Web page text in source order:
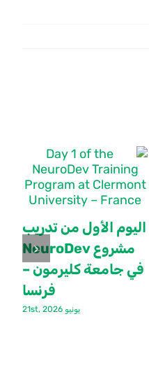
اليوم الأول من تدريب
مشروع NeuroDev
في جامعة كليرمون –
فرنسا
يونيو 21st, 2026